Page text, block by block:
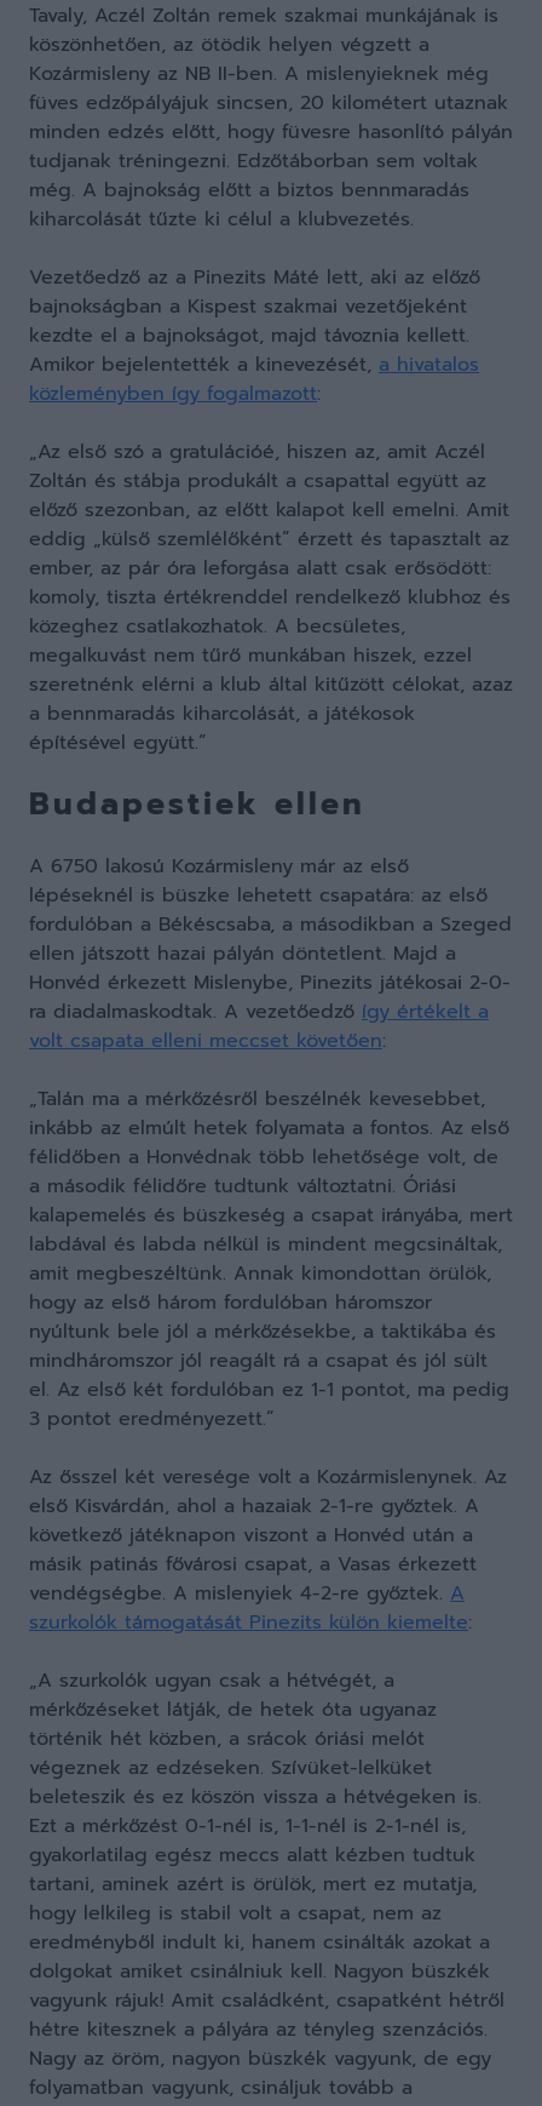
Tavaly, Aczél Zoltán remek szakmai munkájának is
köszönhetően, az ötödik helyen végzett a
Kozármisleny az NB II-ben. A mislenyieknek még
füves edzőpályájuk sincsen, 20 kilométert utaznak
minden edzés előtt, hogy füvesre hasonlító pályán
tudjanak tréningezni. Edzőtáborban sem voltak
még. A bajnokság előtt a biztos bennmaradás
kiharcolását tűzte ki célul a klubvezetés.
Vezetőedző az a Pinezits Máté lett, aki az előző
bajnokságban a Kispest szakmai vezetőjeként
kezdte el a bajnokságot, majd távoznia kellett.
Amikor bejelentették a kinevezését, a hivatalos
közleményben így fogalmazott:
„Az első szó a gratulációé, hiszen az, amit Aczél
Zoltán és stábja produkált a csapattal együtt az
előző szezonban, az előtt kalapot kell emelni. Amit
eddig „külső szemlélőként” érzett és tapasztalt az
ember, az pár óra leforgása alatt csak erősödött:
komoly, tiszta értékrenddel rendelkező klubhoz és
közeghez csatlakozhatok. A becsületes,
megalkuvást nem tűrő munkában hiszek, ezzel
szeretnénk elérni a klub által kitűzött célokat, azaz
a bennmaradás kiharcolását, a játékosok
építésével együtt.”
Budapestiek ellen
A 6750 lakosú Kozármisleny már az első
lépéseknél is büszke lehetett csapatára: az első
fordulóban a Békéscsaba, a másodikban a Szeged
ellen játszott hazai pályán döntetlent. Majd a
Honvéd érkezett Mislenybe, Pinezits játékosai 2-0-
ra diadalmaskodtak. A vezetőedző így értékelt a
volt csapata elleni meccset követően:
„Talán ma a mérkőzésről beszélnék kevesebbet,
inkább az elmúlt hetek folyamata a fontos. Az első
félidőben a Honvédnak több lehetősége volt, de
a második félidőre tudtunk változtatni. Óriási
kalapemelés és büszkeség a csapat irányába, mert
labdával és labda nélkül is mindent megcsináltak,
amit megbeszéltünk. Annak kimondottan örülök,
hogy az első három fordulóban háromszor
nyúltunk bele jól a mérkőzésekbe, a taktikába és
mindháromszor jól reagált rá a csapat és jól sült
el. Az első két fordulóban ez 1-1 pontot, ma pedig
3 pontot eredményezett.”
Az ősszel két veresége volt a Kozármislenynek. Az
első Kisvárdán, ahol a hazaiak 2-1-re győztek. A
következő játéknapon viszont a Honvéd után a
másik patinás fővárosi csapat, a Vasas érkezett
vendégségbe. A mislenyiek 4-2-re győztek. A
szurkolók támogatását Pinezits külön kiemelte:
„A szurkolók ugyan csak a hétvégét, a
mérkőzéseket látják, de hetek óta ugyanaz
történik hét közben, a srácok óriási melót
végeznek az edzéseken. Szívüket-lelküket
beleteszik és ez köszön vissza a hétvégeken is.
Ezt a mérkőzést 0-1-nél is, 1-1-nél is 2-1-nél is,
gyakorlatilag egész meccs alatt kézben tudtuk
tartani, aminek azért is örülök, mert ez mutatja,
hogy lelkileg is stabil volt a csapat, nem az
eredményből indult ki, hanem csinálták azokat a
dolgokat amiket csinálniuk kell. Nagyon büszkék
vagyunk rájuk! Amit családként, csapatként hétről
hétre kitesznek a pályára az tényleg szenzációs.
Nagy az öröm, nagyon büszkék vagyunk, de egy
folyamatban vagyunk, csináljuk tovább a